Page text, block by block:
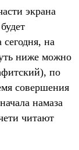
экрана
сегодня, на
ниже можно
по
совершения
намаза
читают